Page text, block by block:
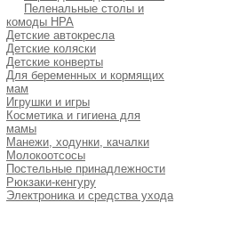
Пеленальные столы и
комоды HPA
Детские автокресла
Детские коляски
Детские конверты
Для беременных и кормящих
мам
Игрушки и игры
Косметика и гигиена для
мамы
Манежи, ходунки, качалки
Молокоотсосы
Постельные принадлежности
Рюкзаки-кенгуру
Электроника и средства ухода